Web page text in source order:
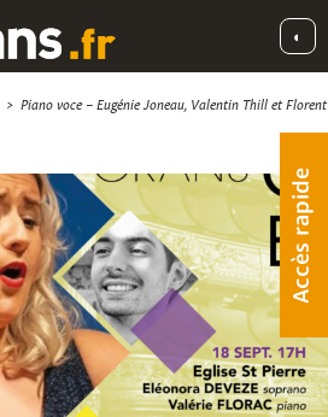
◐
Accès rapide
> Piano voce – Eugénie Joneau, Valentin Thill et Florent